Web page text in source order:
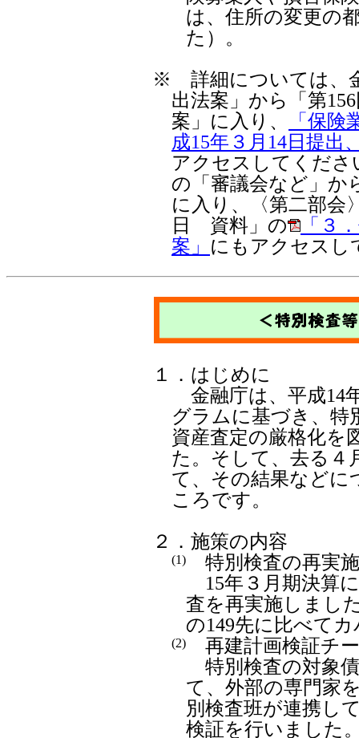
は、住所の変更の
た）。
※
詳細については、
出法案」から「第
案」に入り、
「保
成15年３月14日提出
アクセスしてくださ
の「審議会など」か
に入り、〈第二部会
日 資料」の
「３
案」 にもアクセスし
１
．はじめに
金融庁は、平成14
グラムに基づき、特
資産査定の厳格化を
た。そして、去る４
て、その結果などに
ころです。
２
．施策の内容
(1)
特別検査の再実施
15年３月期決算
査を再実施しまし
の149先に比べて
(2)
再建計画検証チ
特別検査の対象
て、外部の専門家
別検査班が連携し
検証を行いました